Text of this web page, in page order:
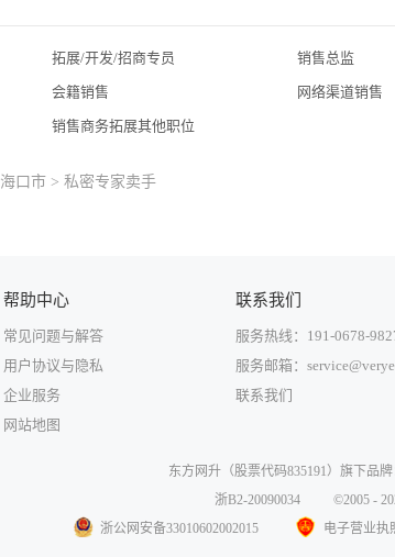
拓展/开发/招商专员 销售总监
会籍销售 网络渠道销售
销售商务拓展其他职位
海口市 > 私密专家卖手
帮助中心
常见问题与解答
用户协议与隐私
企业服务
网站地图
联系我们
服务热线：191-0678-
服务邮箱：
联系我们
东方网升（股票代码835191）旗下品牌
浙B2-20090034
©2005 -
浙公网安备33010602002015
电子营业执